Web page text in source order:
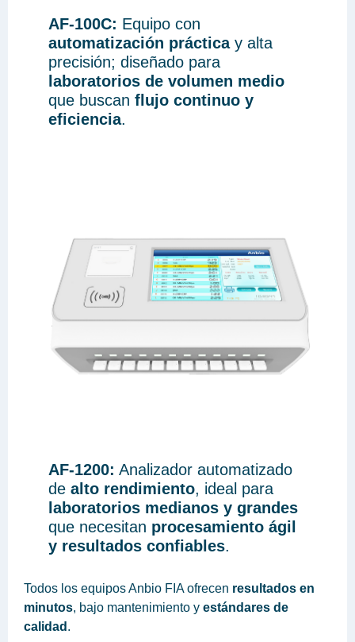
AF-100C: Equipo con
automatización prácticay alta
precisión; diseñado para
laboratorios de volumen medio
que buscanflujo continuo y
eficiencia.
AF-1200: Analizador automatizado
dealto rendimiento, ideal para
laboratorios medianos y grandes
que necesitan procesamiento ágil
y resultados confiables.
Todos los equipos Anbio FIA ofrecen resultados en
minutos, bajo mantenimiento y estándares de
calidad .